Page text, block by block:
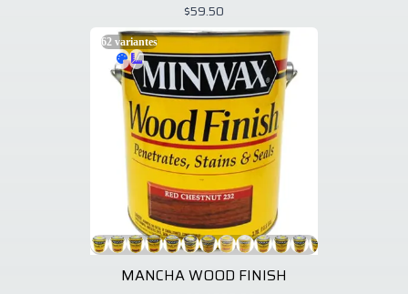
$59.50
62 variantes
MANCHA WOOD FINISH